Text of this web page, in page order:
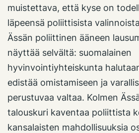
muistettava, että kyse on
läpeensä poliittisista
Ässän poliittinen ääneen
näyttää selvältä: suomalainen
hyvinvointiyhteiskunta
edistää omistamiseen ja
perustuvaa valtaa. Kolmen
talouskuri kaventaa poliittista
kansalaisten mahdollisuuksia